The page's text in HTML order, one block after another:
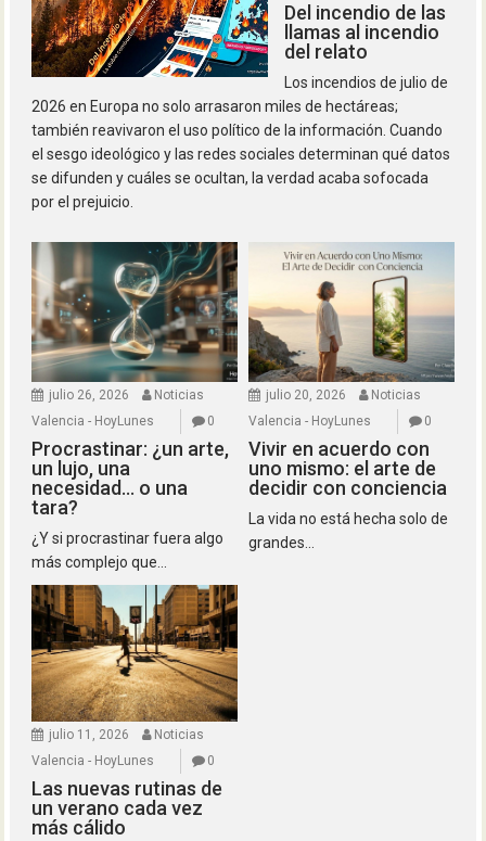
Del incendio de las
llamas al incendio
del relato
Los incendios de julio de
2026 en Europa no solo arrasaron miles de hectáreas;
también reavivaron el uso político de la información. Cuando
el sesgo ideológico y las redes sociales determinan qué datos
se difunden y cuáles se ocultan, la verdad acaba sofocada
por el prejuicio.
julio 26, 2026
Noticias
Valencia - HoyLunes
0
Procrastinar: ¿un arte,
un lujo, una
necesidad… o una
tara?
¿Y si procrastinar fuera algo
más complejo que...
julio 20, 2026
Noticias
Valencia - HoyLunes
0
Vivir en acuerdo con
uno mismo: el arte de
decidir con conciencia
La vida no está hecha solo de
grandes...
julio 11, 2026
Noticias
Valencia - HoyLunes
0
Las nuevas rutinas de
un verano cada vez
más cálido